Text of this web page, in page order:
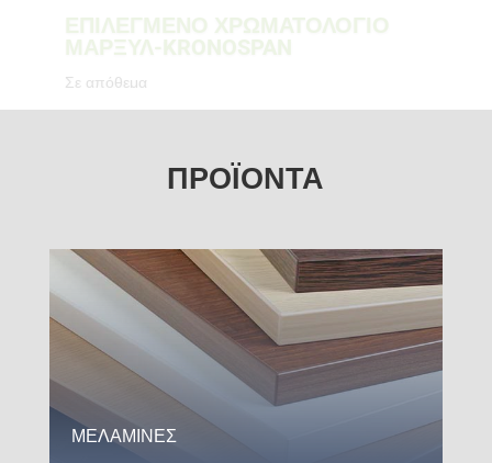
ΕΠΙΛΕΓΜΕΝΟ ΧΡΩΜΑΤΟΛΟΓΙΟ
ΜΑΡΞΥΛ-KRONOSPAN
Σε απόθεμα
ΠΡΟΪΟΝΤΑ
ΜΕΛΑΜΙΝΕΣ